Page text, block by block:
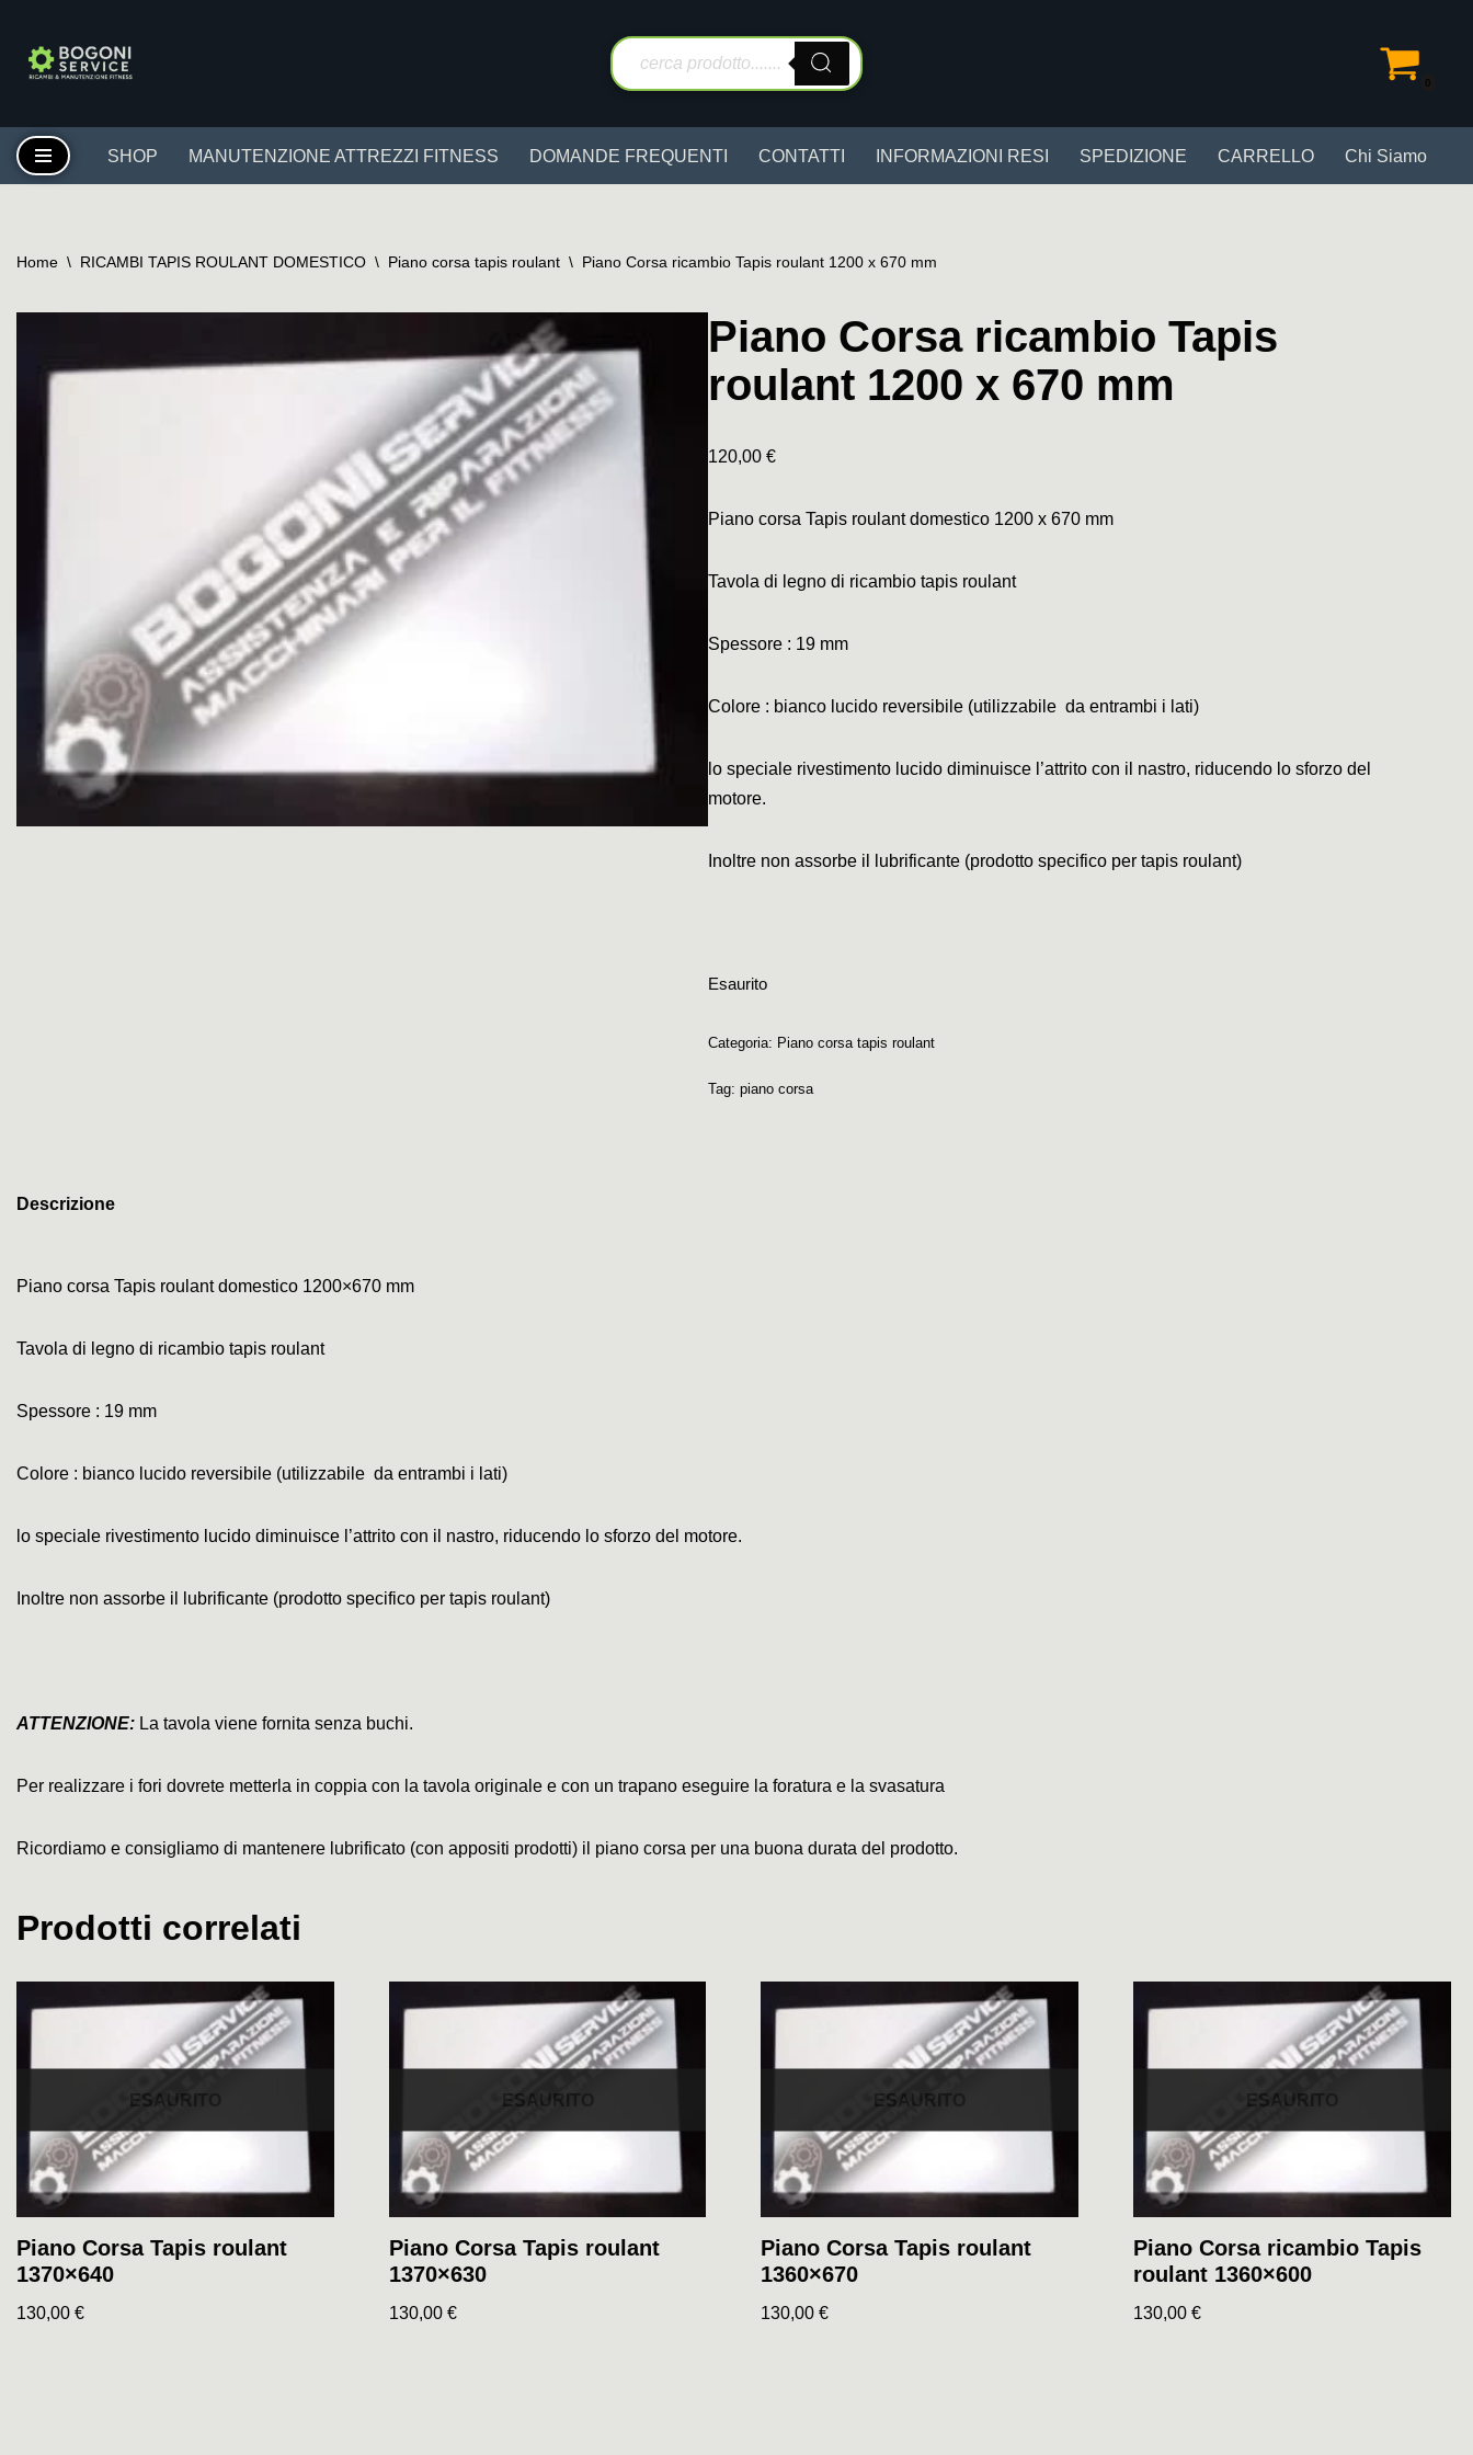
Vai
SHOP MANUTENZIONE ATTREZZI FITNESS DOMANDE FREQUENTI CONTATTI INFORMAZIONI RESI SPEDIZIONE CARRELLO Chi Siamo
Home \ RICAMBI TAPIS ROULANT DOMESTICO \ Piano corsa tapis roulant \ Piano Corsa ricambio Tapis roulant 1200 x 670 mm
Piano Corsa ricambio Tapis
roulant 1200 x 670 mm
120,00 €
Piano corsa Tapis roulant domestico 1200 x 670 mm
Tavola di legno di ricambio tapis roulant
Spessore : 19 mm
Colore : bianco lucido reversibile (utilizzabile da entrambi i lati)
lo speciale rivestimento lucido diminuisce l’attrito con il nastro, riducendo lo sforzo del
motore.
Inoltre non assorbe il lubrificante (prodotto specifico per tapis roulant)
Esaurito
Categoria: Piano corsa tapis roulant
Tag: piano corsa
Descrizione
Piano corsa Tapis roulant domestico 1200×670 mm
Tavola di legno di ricambio tapis roulant
Spessore : 19 mm
Colore : bianco lucido reversibile (utilizzabile da entrambi i lati)
lo speciale rivestimento lucido diminuisce l’attrito con il nastro, riducendo lo sforzo del motore.
Inoltre non assorbe il lubrificante (prodotto specifico per tapis roulant)
ATTENZIONE: La tavola viene fornita senza buchi.
Per realizzare i fori dovrete metterla in coppia con la tavola originale e con un trapano eseguire la foratura e la svasatura
Ricordiamo e consigliamo di mantenere lubrificato (con appositi prodotti) il piano corsa per una buona durata del prodotto.
Prodotti correlati
ESAURITO
Piano Corsa Tapis roulant
1370×640
130,00 €
ESAURITO
Piano Corsa Tapis roulant
1370×630
130,00 €
ESAURITO
Piano Corsa Tapis roulant
1360×670
130,00€
ESAURITO
Piano Corsa ricambio Tapis
roulant 1360×600
130,00 €